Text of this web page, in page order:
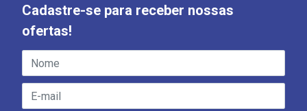
Cadastre-se para receber nossas
ofertas!